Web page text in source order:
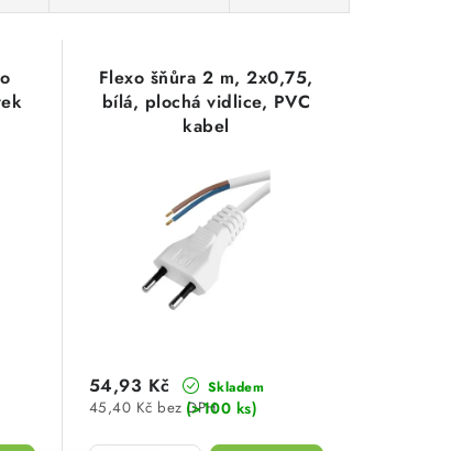
Flexo šňůra 2 m, 2x0,75,
bílá, plochá vidlice, PVC
kabel
Skladem
(>100 ks)
45,40 Kč bez DPH
54,93 Kč